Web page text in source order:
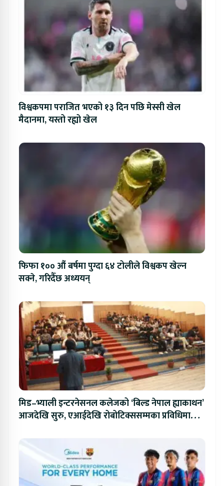
विश्वकपमा पराजित भएको १३ दिन पछि मेस्सी खेल
मैदानमा, यस्तो रह्यो खेल
फिफा १०० औं बर्षमा पुग्दा ६४ टोलीले विश्वकप खेल्न
सक्ने, गरिदैँछ अध्ययन्
मिड–भ्याली इन्टरनेसनल कलेजको ‘बिल्ड नेपाल ह्याकाथन’
आजदेखि सुरु, एआईदेखि रोबोटिक्ससम्मका प्रविधिमा